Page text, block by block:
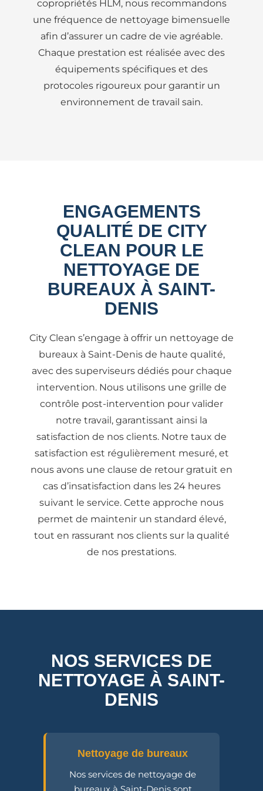
copropriétés HLM, nous recommandons
une fréquence de nettoyage bimensuelle
afin d’assurer un cadre de vie agréable.
Chaque prestation est réalisée avec des
équipements spécifiques et des
protocoles rigoureux pour garantir un
environnement de travail sain.
ENGAGEMENTS
QUALITÉ DE CITY
CLEAN POUR LE
NETTOYAGE DE
BUREAUX À SAINT-
DENIS
City Clean s’engage à offrir un nettoyage de
bureaux à Saint-Denis de haute qualité,
avec des superviseurs dédiés pour chaque
intervention. Nous utilisons une grille de
contrôle post-intervention pour valider
notre travail, garantissant ainsi la
satisfaction de nos clients. Notre taux de
satisfaction est régulièrement mesuré, et
nous avons une clause de retour gratuit en
cas d’insatisfaction dans les 24 heures
suivant le service. Cette approche nous
permet de maintenir un standard élevé,
tout en rassurant nos clients sur la qualité
de nos prestations.
NOS SERVICES DE
NETTOYAGE À SAINT-
DENIS
Nettoyage de bureaux
Nos services de nettoyage de